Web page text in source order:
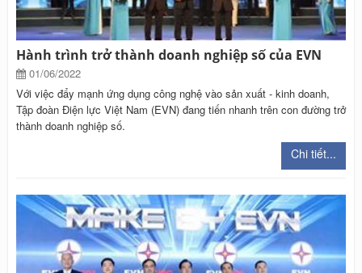
Hành trình trở thành doanh nghiệp số của EVN
01/06/2022
Với việc đẩy mạnh ứng dụng công nghệ vào sản xuất - kinh doanh,
Tập đoàn Điện lực Việt Nam (EVN) đang tiến nhanh trên con đường trở
thành doanh nghiệp số.
Chi tiết...